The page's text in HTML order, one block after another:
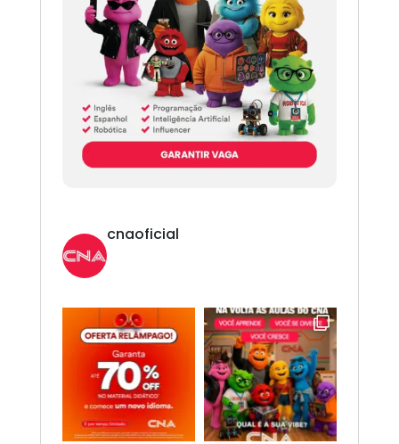
cnaoficial
Novo CNA. Vem com tudo!
Espanhol, Programação, Robótica, IA e